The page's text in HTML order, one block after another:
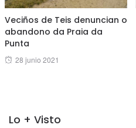
Veciños de Teis denuncian o
abandono da Praia da
Punta
Posted
28 junio 2021
Lo + Visto